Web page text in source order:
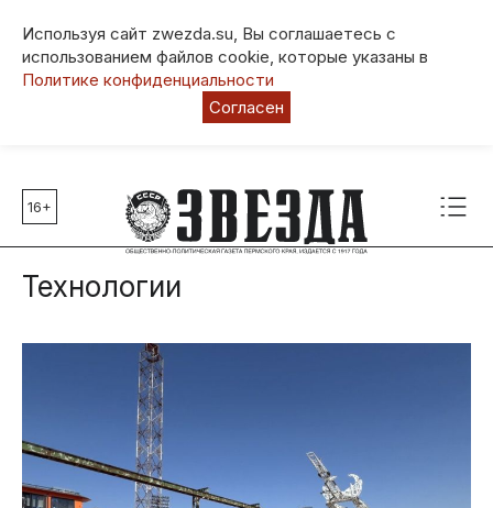
Используя сайт zwezda.su, Вы соглашаетесь с
использованием файлов cookie, которые указаны в
Политике конфиденциальности
Согласен
Главные темы
80 лет Победы
Молодежная столица РФ
Выборы в Пермском крае
Социальная поддержка
Инфраструктура
Благоустройство
16+
Технологии